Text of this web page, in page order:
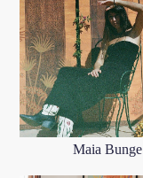
Maia Bunge